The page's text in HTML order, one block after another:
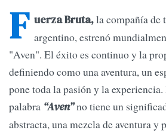
F uerza Bruta,la compañía de
argentino, estrenó
"Aven". El éxito es continuo y la
definiendo como una aventura, un
pone toda la pasión y la
palabra “Aven”no tiene un
abstracta, una mezcla de aventura y